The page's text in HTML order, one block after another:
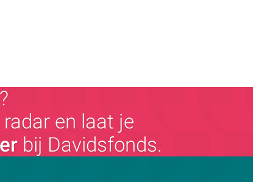
en laat je
bij Davidsfonds.